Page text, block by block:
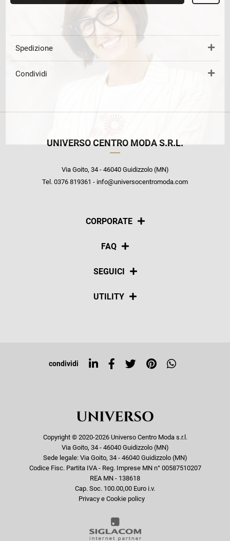
Spedizione
Condividi
UNIVERSO CENTRO MODA S.R.L.
Via Goito, 34 - 46040 Guidizzolo (MN)
Tel. 0376 819361 - info@universocentromoda.com
CORPORATE
Chi siamo
FAQ
Pagamenti
SEGUICI
Social
UTILITY
Top ricerche
condividi
Copyright © 2020-2026 Universo Centro Moda s.r.l.
Via Goito, 34 - 46040 Guidizzolo (MN)
Sede legale: Via Goito, 34 - 46040 Guidizzolo (MN)
Codice Fisc. Partita IVA - Reg. Imprese MN n° 00587510207
REA MN - 138618
Cap. Soc. 100.00,00 Euro i.v.
Privacy e Cookie policy